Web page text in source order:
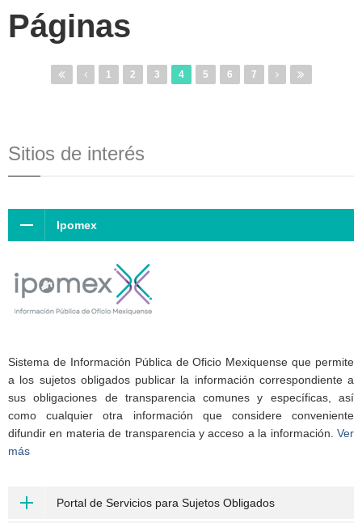
Páginas
1 2 3 4 5 6 7
Sitios de interés
Ipomex
Sistema de Información Pública de Oficio Mexiquense que permite
a los sujetos obligados publicar la información correspondiente a
sus obligaciones de transparencia comunes y específicas, así
como cualquier otra información que considere conveniente
difundir en materia de transparencia y acceso a la información. Ver
más
Portal de Servicios para Sujetos Obligados